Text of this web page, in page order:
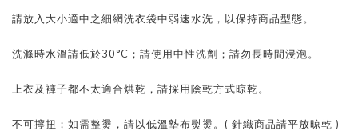
請放入大小適中之細網洗衣袋中弱速水洗，以保持商品型態。
洗滌時水溫請低於30°C；請使用中性洗劑；請勿長時間浸泡。
上衣及褲子都不太適合烘乾，請採用陰乾方式晾乾。
不可擰扭；如需整燙，請以低溫墊布熨燙。( 針織商品請平放晾乾 )